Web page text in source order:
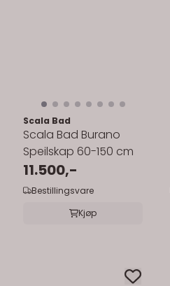
Scala Bad
Scala Bad Burano
Speilskap 60-150 cm
11.500,-
Bestillingsvare
Kjøp